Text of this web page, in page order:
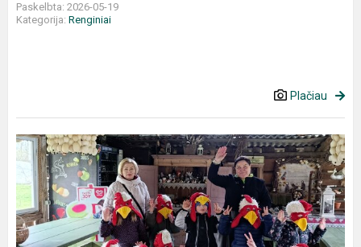
Paskelbta: 2026-05-19
Kategorija: Renginiai
Plačiau
„Voveriukų“
grupės
išvyka
į
ūkį
„Paukščių